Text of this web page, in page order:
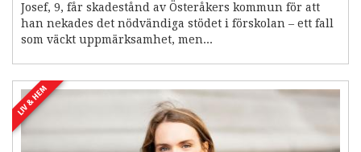
Josef, 9, får skadestånd av Österåkers kommun för att
han nekades det nödvändiga stödet i förskolan – ett fall
som väckt uppmärksamhet, men...
LIV & HEM